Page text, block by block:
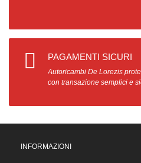
PAGAMENTI SICURI
Autoricambi De Lorezis
con transazione semplici e
INFORMAZIONI